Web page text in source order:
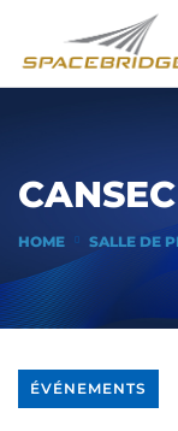
HOME SALLE DE
ÉVÉNEMENTS